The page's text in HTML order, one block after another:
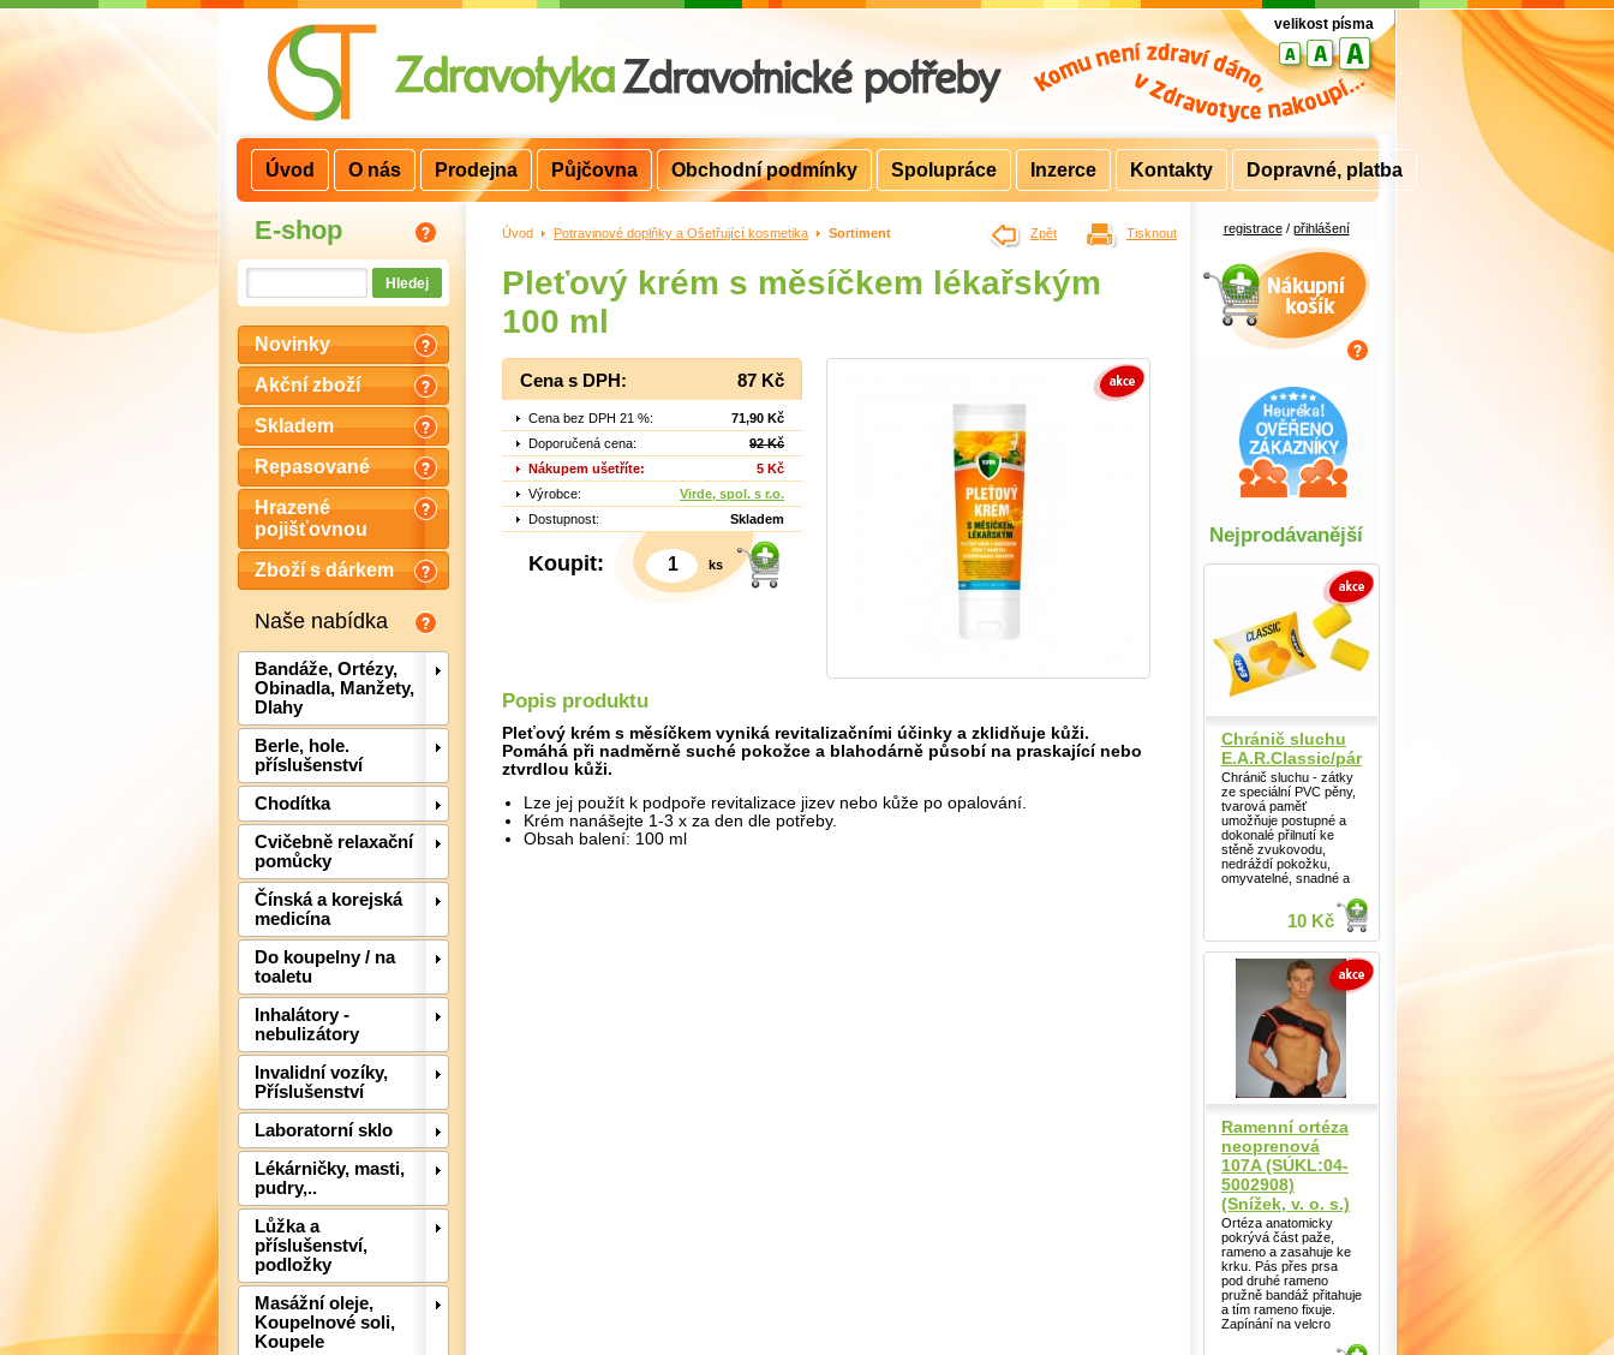
E-shop
Novinky
Akční zboží
Skladem
Repasované
Hrazené
pojišťovnou
Zboží s dárkem
Naše nabídka
Bandáže, Ortézy,
Obinadla, Manžety,
Dlahy
Berle, hole.
příslušenství
Chodítka
Cvičebně relaxační
pomůcky
Čínská a korejská
medicína
Do koupelny / na
toaletu
Inhalátory -
nebulizátory
Invalidní vozíky,
Příslušenství
Laboratorní sklo
Lékárničky, masti,
pudry,..
Lůžka a
příslušenství,
podložky
Masážní oleje,
Koupelnové soli,
Koupele
Úvod > Potravinové doplňky a Ošetřující kosmetika > Sortiment
Pleťový krém s měsíčkem lékařským
100 ml
Cena s DPH: 87 Kč
Cena bez DPH 21 %:
71,90 Kč
Doporučená cena:
92 Kč
Nákupem ušetříte:
5 Kč
Výrobce:
Virde, spol. s r.o.
Dostupnost:
Skladem
Koupit: ks
Popis produktu
Pleťový krém s měsíčkem vyniká revitalizačními účinky a zklidňuje kůži.
Pomáhá při nadměrně suché pokožce a blahodárně působí na praskající nebo
ztvrdlou kůži.
Lze jej použít k podpoře revitalizace jizev nebo kůže po opalování.
Krém nanášejte 1-3 x za den dle potřeby.
Obsah balení: 100 ml
registrace/ přihlášení
Nákupní košík
velikost písma
Tisknout
Zpět
Nejprodávanější
Chránič sluchu
E.A.R.Classic/pár
Chránič sluchu - zátky
ze speciální PVC pěny,
tvarová paměť
umožňuje postupné a
dokonalé přilnutí ke
stěně zvukovodu,
nedráždí pokožku,
omyvatelné, snadné a
10 Kč
Ramenní ortéza
neoprenová
107A (SÚKL:04-
5002908)
(Snížek, v. o. s.)
Ortéza anatomicky
pokrývá část paže,
rameno a zasahuje ke
krku. Pás přes prsa
pod druhé rameno
pružně bandáž přitahuje
a tím rameno fixuje.
Zapínání na velcro
Úvod O nás Prodejna Půjčovna Obchodní podmínky Spolupráce Inzerce Kontakty Dopravné, platba